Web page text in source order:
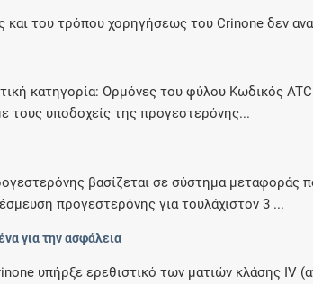
του τρόπου χορηγήσεως του Crinone δεν
κατηγορία: Ορμόνες του φύλου Κωδικός
τους υποδοχείς της προγεστερόνης...
βασίζεται σε σύστημα μεταφοράς
προγεστερόνης για τουλάχιστον 3 ...
για την ασφάλεια
υπήρξε ερεθιστικό των ματιών κλάσης